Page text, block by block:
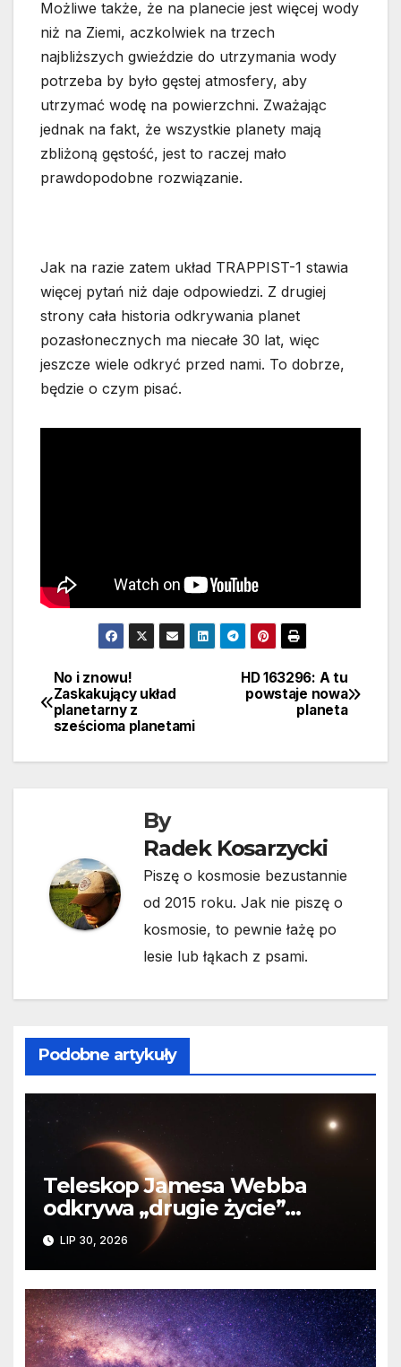
Możliwe także, że na planecie jest więcej wody
niż na Ziemi, aczkolwiek na trzech
najbliższych gwieździe do utrzymania wody
potrzeba by było gęstej atmosfery, aby
utrzymać wodę na powierzchni. Zważając
jednak na fakt, że wszystkie planety mają
zbliżoną gęstość, jest to raczej mało
prawdopodobne rozwiązanie.
Jak na razie zatem układ TRAPPIST-1 stawia
więcej pytań niż daje odpowiedzi. Z drugiej
strony cała historia odkrywania planet
pozasłonecznych ma niecałe 30 lat, więc
jeszcze wiele odkryć przed nami. To dobrze,
będzie o czym pisać.
Nawigacja
wpisu
HD 163296: A tu
powstaje nowa
planeta
No i znowu!
Zaskakujący układ
planetarny z
sześcioma planetami
By
Radek Kosarzycki
Piszę o kosmosie bezustannie
od 2015 roku. Jak nie piszę o
kosmosie, to pewnie łażę po
lesie lub łąkach z psami.
Podobne artykuły
Teleskop Jamesa Webba
odkrywa „drugie życie”
planety krążącej wokół
martwej gwiazdy
LIP 30, 2026